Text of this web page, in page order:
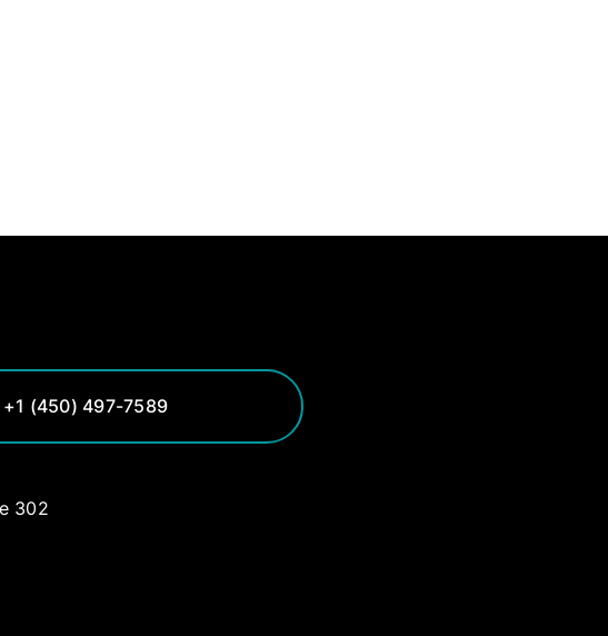
+1 (450) 497-7589
302